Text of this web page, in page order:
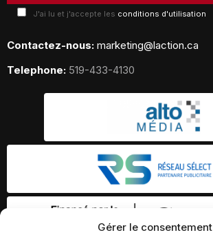
Gérer le consentement
J'ai lu et j'accepte les conditions d'utilisation
Contactez-nous: marketing@laction.ca
Telephone: 519-433-4130